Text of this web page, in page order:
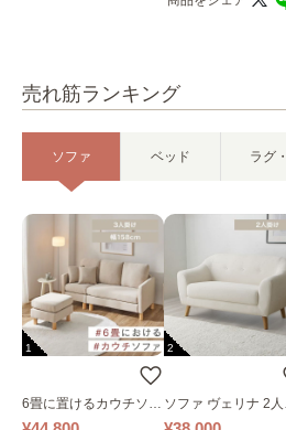
売れ筋ランキング
ソファ ベッド ラグ
1
6畳に置けるカウチソフ
ァ｜ベージュ
2
ソファ ヴェリナ 2人
け